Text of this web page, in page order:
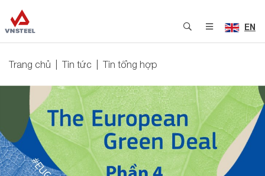
EN
Trang chủ Tin tức Tin tổng hợp